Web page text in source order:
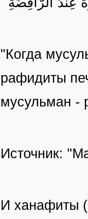
"Когда
рафидиты
мусульман -
Источник:
И ханафиты